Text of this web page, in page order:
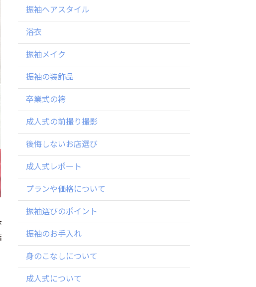
振袖ヘアスタイル
浴衣
振袖メイク
振袖の装飾品
卒業式の袴
成人式の前撮り撮影
後悔しないお店選び
成人式レポート
プランや価格について
振袖選びのポイント
振袖のお手入れ
身のこなしについて
成人式について